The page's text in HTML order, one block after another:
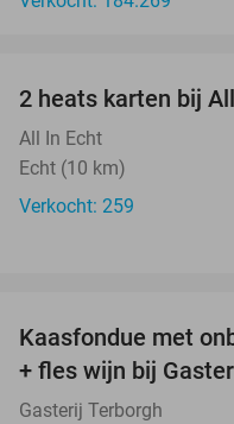
2 heats karten bij
All In Echt
Echt (10 km)
Verkocht: 259
Kaasfondue met
+ fles wijn bij
Gasterij Terborgh